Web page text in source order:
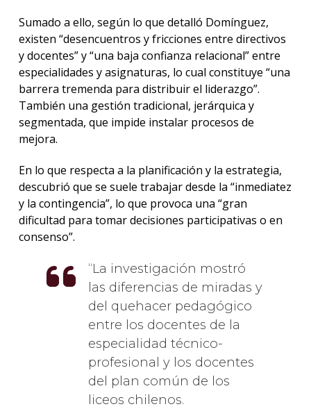
Sumado a ello, según lo que detalló Domínguez,
existen “desencuentros y fricciones entre directivos
y docentes” y “una baja confianza relacional” entre
especialidades y asignaturas, lo cual constituye “una
barrera tremenda para distribuir el liderazgo”.
También una gestión tradicional, jerárquica y
segmentada, que impide instalar procesos de
mejora.
En lo que respecta a la planificación y la estrategia,
descubrió que se suele trabajar desde la “inmediatez
y la contingencia”, lo que provoca una “gran
dificultad para tomar decisiones participativas o en
consenso”.
La investigación mostró
las diferencias de miradas y
del quehacer pedagógico
entre los docentes de la
especialidad técnico-
profesional y los docentes
del plan común de los
liceos chilenos.